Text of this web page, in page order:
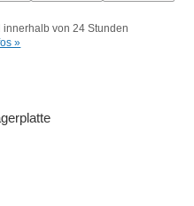
innerhalb von 24 Stunden
»